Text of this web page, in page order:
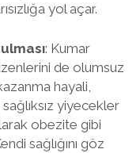
yol açar.
: Kumar
de olumsuz
hayali,
yiyecekler
obezite gibi
sağlığını göz